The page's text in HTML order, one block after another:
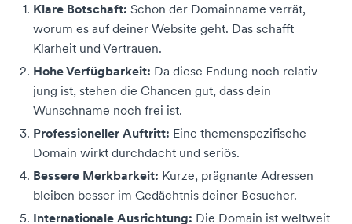
Klare Botschaft: Schon der Domainname verrät,
worum es auf deiner Website geht. Das schafft
Klarheit und Vertrauen.
Hohe Verfügbarkeit: Da diese Endung noch relativ
jung ist, stehen die Chancen gut, dass dein
Wunschname noch frei ist.
Professioneller Auftritt: Eine themenspezifische
Domain wirkt durchdacht und seriös.
Bessere Merkbarkeit: Kurze, prägnante Adressen
bleiben besser im Gedächtnis deiner Besucher.
Internationale Ausrichtung: Die Domain ist weltweit